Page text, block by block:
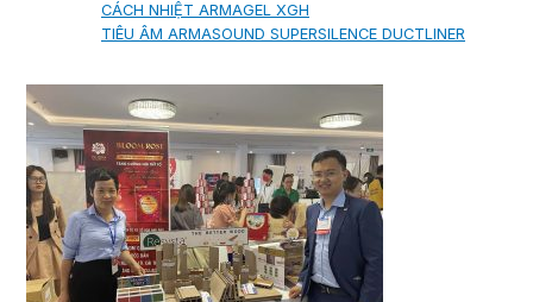
CÁCH NHIỆT ARMAGEL XGH
TIÊU ÂM ARMASOUND SUPERSILENCE DUCTLINER
ĐỒNG HỒ ĐO SUPMEA
BTU METER
ĐỒNG HỒ ĐO LƯU LƯỢNG LDG-SUP
CẢM BIẾN NHIỆT ĐỘ SUP-WZPK
LƯU LƯỢNG KẾ ĐIỆN TỪ LDGC-SUP